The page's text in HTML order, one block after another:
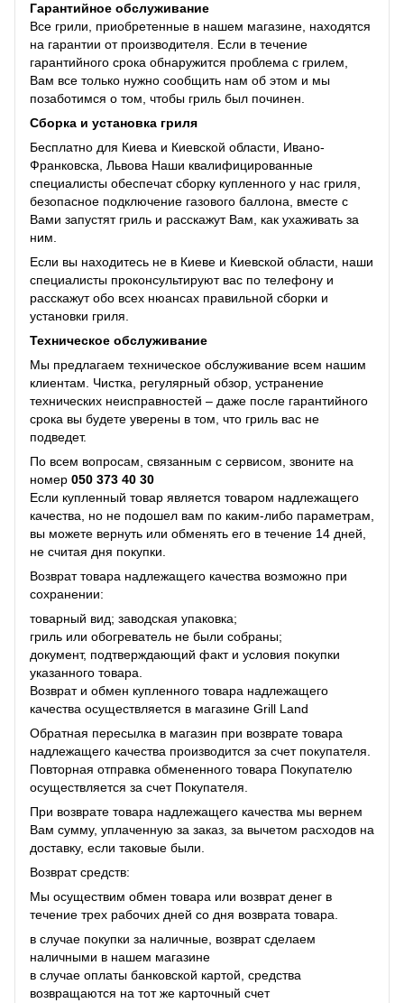
Гарантийное обслуживание
Все грили, приобретенные в нашем магазине, находятся
на гарантии от производителя. Если в течение
гарантийного срока обнаружится проблема с грилем,
Вам все только нужно сообщить нам об этом и мы
позаботимся о том, чтобы гриль был починен.
Сборка и установка гриля
Бесплатно для Киева и Киевской области, Ивано-
Франковска, Львова Наши квалифицированные
специалисты обеспечат сборку купленного у нас гриля,
безопасное подключение газового баллона, вместе с
Вами запустят гриль и расскажут Вам, как ухаживать за
ним.
Если вы находитесь не в Киеве и Киевской области, наши
специалисты проконсультируют вас по телефону и
расскажут обо всех нюансах правильной сборки и
установки гриля.
Техническое обслуживание
Мы предлагаем техническое обслуживание всем нашим
клиентам. Чистка, регулярный обзор, устранение
технических неисправностей – даже после гарантийного
срока вы будете уверены в том, что гриль вас не
подведет.
По всем вопросам, связанным с сервисом, звоните на
номер 050 373 40 30
Если купленный товар является товаром надлежащего
качества, но не подошел вам по каким-либо параметрам,
вы можете вернуть или обменять его в течение 14 дней,
не считая дня покупки.
Возврат товара надлежащего качества возможно при
сохранении:
товарный вид; заводская упаковка;
гриль или обогреватель не были собраны;
документ, подтверждающий факт и условия покупки
указанного товара.
Возврат и обмен купленного товара надлежащего
качества осуществляется в магазине Grill Land
Обратная пересылка в магазин при возврате товара
надлежащего качества производится за счет покупателя.
Повторная отправка обмененного товара Покупателю
осуществляется за счет Покупателя.
При возврате товара надлежащего качества мы вернем
Вам сумму, уплаченную за заказ, за ​​вычетом расходов на
доставку, если таковые были.
Возврат средств:
Мы осуществим обмен товара или возврат денег в
течение трех рабочих дней со дня возврата товара.
в случае покупки за наличные, возврат сделаем
наличными в нашем магазине
в случае оплаты банковской картой, средства
возвращаются на тот же карточный счет